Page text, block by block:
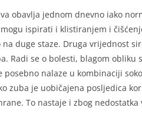
obavlja jednom dnevno iako
ispirati i klistiranjem i
duge staze. Druga vrijednost
Radi se o bolesti, blagom obliku
nalaze u kombinaciji
zuba je uobičajena posljedica
To nastaje i zbog nedostatka